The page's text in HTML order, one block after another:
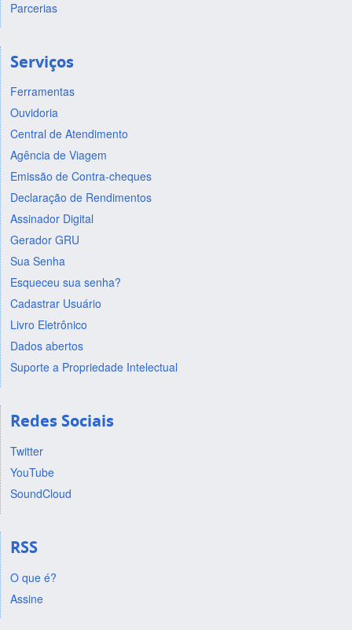
Parcerias
Serviços
Ferramentas
Ouvidoria
Central de Atendimento
Agência de Viagem
Emissão de Contra-cheques
Declaração de Rendimentos
Assinador Digital
Gerador GRU
Sua Senha
Esqueceu sua senha?
Cadastrar Usuário
Livro Eletrônico
Dados abertos
Suporte a Propriedade Intelectual
Redes Sociais
Twitter
YouTube
SoundCloud
RSS
O que é?
Assine